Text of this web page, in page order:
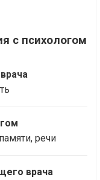
с психологом
речи
врача